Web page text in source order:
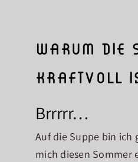
warum die
kraftvoll
Brrrrr…
Auf die Suppe bin ich
mich diesen Sommer